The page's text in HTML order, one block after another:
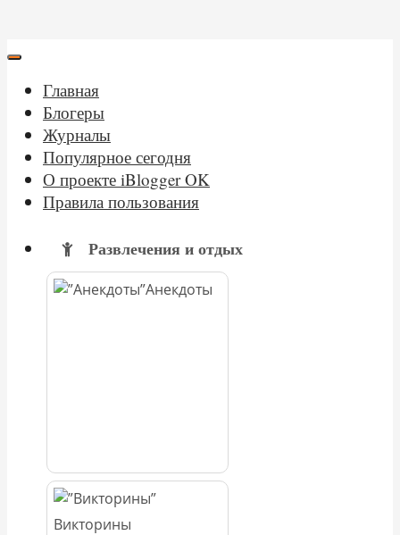
Главная
Блогеры
Журналы
Популярное сегодня
О проекте iBlogger OK
Правила пользования
Развлечения и отдых
Анекдоты
Викторины